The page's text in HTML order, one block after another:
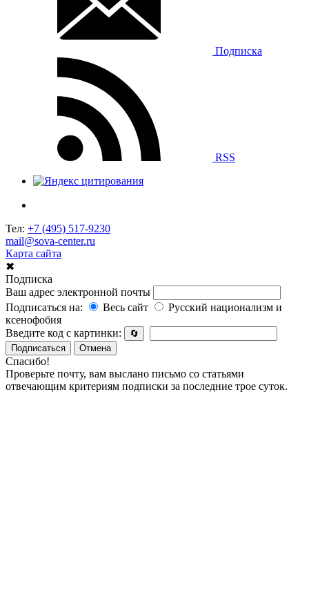
Подписка
RSS
Тел: +7 (495) 517-9230
mail@sova-center.ru
Карта сайта
✖
Подписка
Ваш адрес электронной почты
Подписаться на:
Весь сайт
Русский национализм и
ксенофобия
Введите код с картинки:
🔄
Подписаться
Отмена
Спасибо!
Проверьте почту, вам выслано письмо со статьями
отвечающим критериям подписки за последние трое суток.